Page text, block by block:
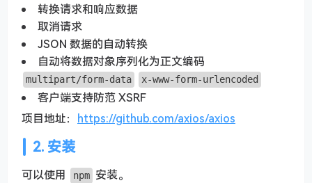
转换请求和响应数据
取消请求
JSON 数据的自动转换
自动将数据对象序列化为正文编码
multipart/form-data x-www-form-urlencoded
客户端支持防范 XSRF
项目地址： https://github.com/axios/axios
2. 安装
可以使用 npm 安装。